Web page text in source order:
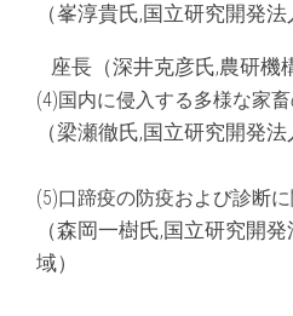
（峯淳貴氏,国立研究開発
座長（深井克彦氏,農研機
(4)国内に侵入する多様な家
（梁瀬徹氏,国立研究開発
(5)口蹄疫の防疫および診断
（森岡一樹氏,国立研究開
域）